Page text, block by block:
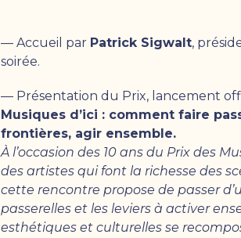
— Accueil par Patrick Sigwalt,
soirée.
— Présentation du Prix, lancement
Musiques d’ici : comment faire
frontières, agir ensemble.
À l’occasion des 10 ans du Prix des
des artistes qui font la richesse des
cette rencontre propose de passer
passerelles et les leviers à activer
esthétiques et culturelles se